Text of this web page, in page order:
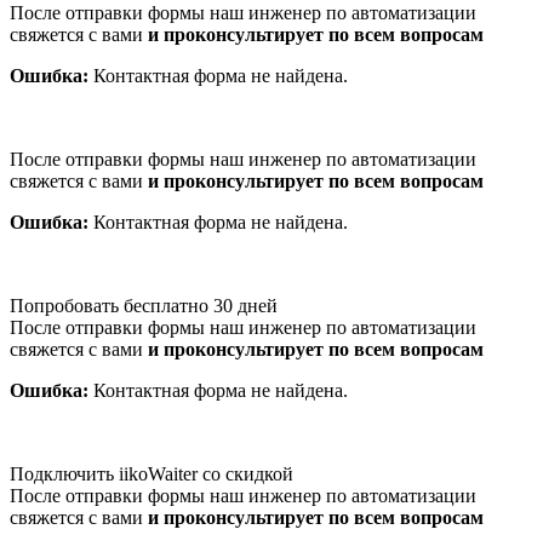
После отправки формы наш инженер по автоматизации
свяжется с вами и проконсультирует по всем вопросам
Ошибка: Контактная форма не найдена.
После отправки формы наш инженер по автоматизации
свяжется с вами и проконсультирует по всем вопросам
Ошибка: Контактная форма не найдена.
Попробовать бесплатно 30 дней
После отправки формы наш инженер по автоматизации
свяжется с вами и проконсультирует по всем вопросам
Ошибка: Контактная форма не найдена.
Подключить iikoWaiter со скидкой
После отправки формы наш инженер по автоматизации
свяжется с вами и проконсультирует по всем вопросам